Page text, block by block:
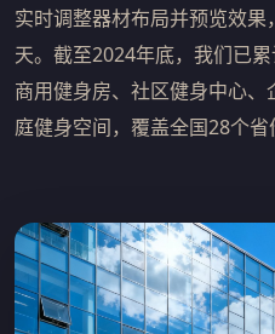
实时调整器材布局并预览效
天。截至2024年底，我们已
商用健身房、社区健身中心
庭健身空间，覆盖全国28个省